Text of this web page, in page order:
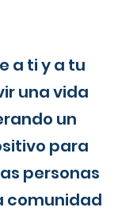
a ti y a tu
una vida
un
para
personas
comunidad